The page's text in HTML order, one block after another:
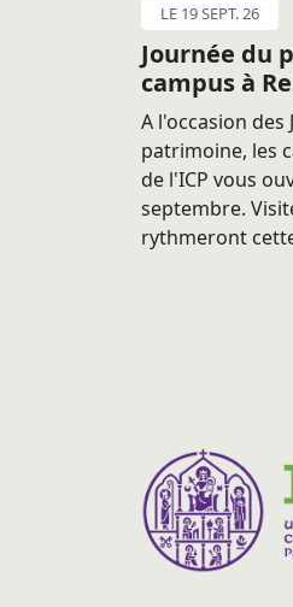
LE 19 SEPT. 26
Journée du
campus à
A l'occasion
patrimoine, les
de l'ICP vous
septembre.
rythmeront